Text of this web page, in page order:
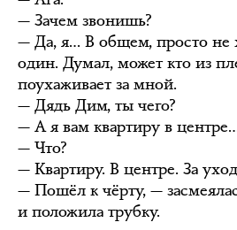
— Зачем звонишь?
— Да, я… В общем, просто не
один. Думал, может кто из
поухаживает за мной.
— Дядь Дим, ты чего?
— А я вам квартиру в
— Что?
— Квартиру. В центре. За
— Пошёл к чёрту, —
и положила трубку.